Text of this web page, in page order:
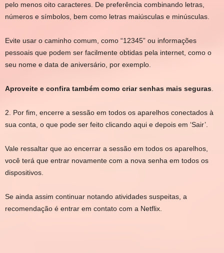
pelo menos oito caracteres. De preferência combinando letras,
números e símbolos, bem como letras maiúsculas e minúsculas.
Evite usar o caminho comum, como “12345” ou informações
pessoais que podem ser facilmente obtidas pela internet, como o
seu nome e data de aniversário, por exemplo.
Aproveite e confira também como criar senhas mais seguras
2. Por fim, encerre a sessão em todos os aparelhos conectados à
sua conta, o que pode ser feito clicando aqui e depois em ‘Sair’.
Vale ressaltar que ao encerrar a sessão em todos os aparelhos,
você terá que entrar novamente com a nova senha em todos os
dispositivos.
Se ainda assim continuar notando atividades suspeitas, a
recomendação é entrar em contato com a Netflix.